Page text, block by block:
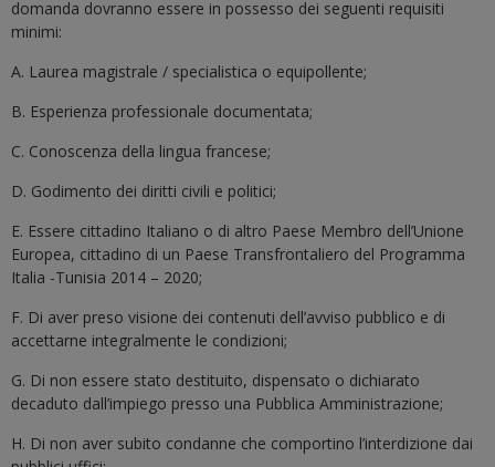
domanda dovranno essere in possesso dei seguenti requisiti
minimi:
A. Laurea magistrale / specialistica o equipollente;
B. Esperienza professionale documentata;
C. Conoscenza della lingua francese;
D. Godimento dei diritti civili e politici;
E. Essere cittadino Italiano o di altro Paese Membro dell’Unione
Europea, cittadino di un Paese Transfrontaliero del Programma
Italia -Tunisia 2014 – 2020;
F. Di aver preso visione dei contenuti dell’avviso pubblico e di
accettarne integralmente le condizioni;
G. Di non essere stato destituito, dispensato o dichiarato
decaduto dall’impiego presso una Pubblica Amministrazione;
H. Di non aver subito condanne che comportino l’interdizione dai